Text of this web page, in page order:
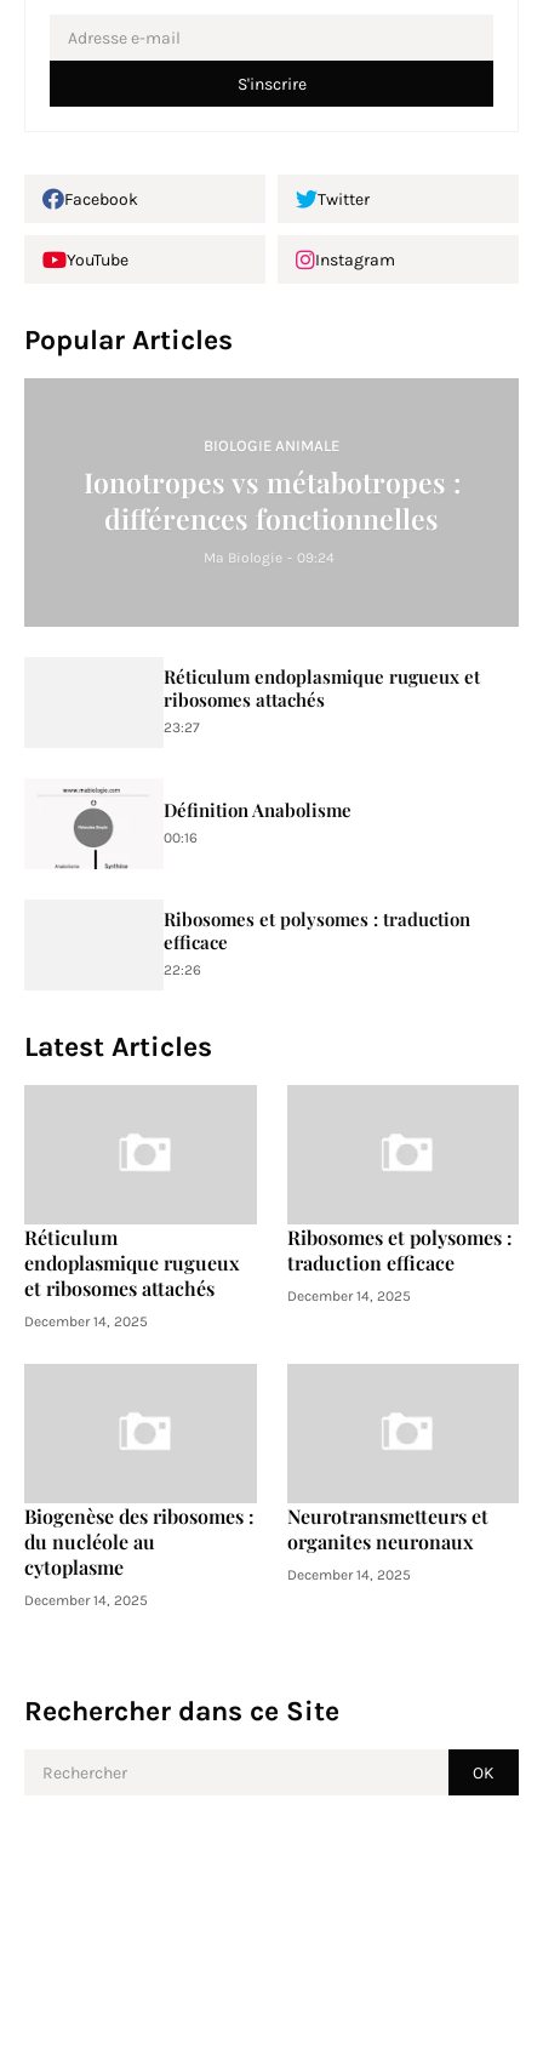
Facebook Twitter
YouTube Instagram
Popular Articles
BIOLOGIE ANIMALE
Ionotropes vs métabotropes :
différences fonctionnelles
Ma Biologie - 09:24
Réticulum endoplasmique rugueux et
ribosomes attachés
23:27
Définition Anabolisme
00:16
Ribosomes et polysomes : traduction
efficace
22:26
Latest Articles
Réticulum
endoplasmique rugueux
et ribosomes attachés
December 14, 2025
Ribosomes et polysomes :
traduction efficace
December 14, 2025
Biogenèse des ribosomes :
du nucléole au
cytoplasme
December 14, 2025
Neurotransmetteurs et
organites neuronaux
December 14, 2025
Rechercher dans ce Site